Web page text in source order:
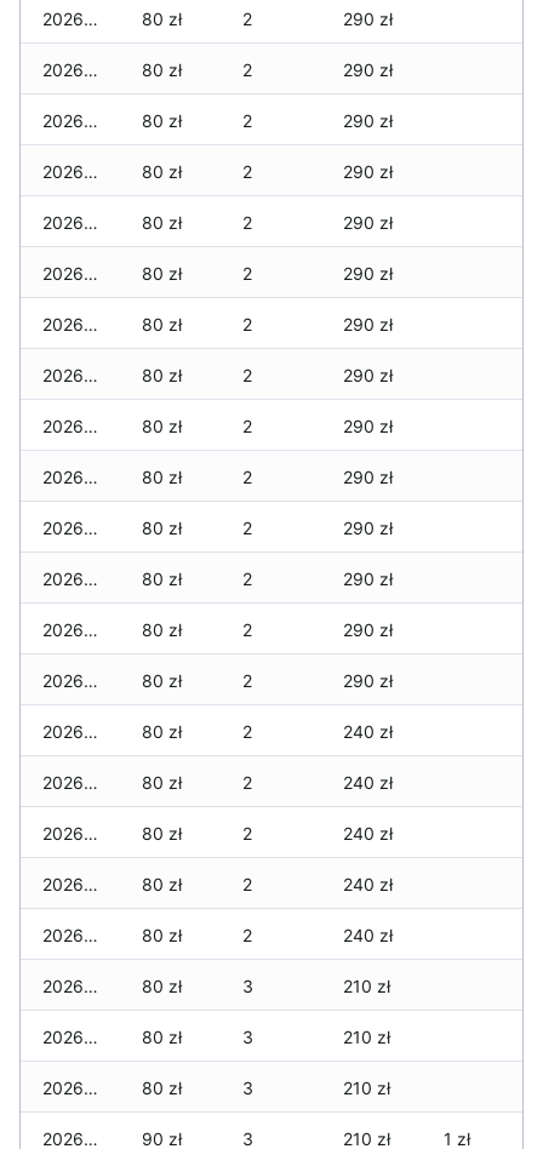
2026-04-07 80 zł 2 290 zł
2026-04-06 80 zł 2 290 zł
2026-04-05 80 zł 2 290 zł
2026-04-04 80 zł 2 290 zł
2026-04-03 80 zł 2 290 zł
2026-04-02 80 zł 2 290 zł
2026-04-01 80 zł 2 290 zł
2026-03-31 80 zł 2 290 zł
2026-03-30 80 zł 2 290 zł
2026-03-29 80 zł 2 290 zł
2026-03-28 80 zł 2 290 zł
2026-03-27 80 zł 2 290 zł
2026-03-26 80 zł 2 290 zł
2026-03-25 80 zł 2 290 zł
2026-03-24 80 zł 2 240 zł
2026-03-23 80 zł 2 240 zł
2026-03-22 80 zł 2 240 zł
2026-03-21 80 zł 2 240 zł
2026-03-20 80 zł 2 240 zł
2026-03-19 80 zł 3 210 zł
2026-03-18 80 zł 3 210 zł
2026-03-17 80 zł 3 210 zł
2026-03-16 90 zł 3 210 zł 1 zł